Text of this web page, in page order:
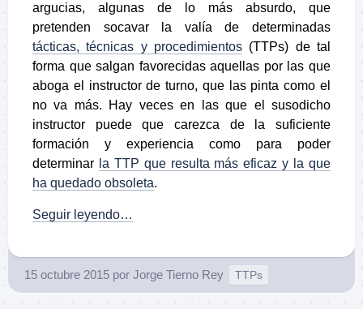
argucias, algunas de lo más absurdo, que
pretenden socavar la valía de determinadas
tácticas, técnicas y procedimientos (TTPs) de tal
forma que salgan favorecidas aquellas por las que
aboga el instructor de turno, que las pinta como el
no va más. Hay veces en las que el susodicho
instructor puede que carezca de la suficiente
formación y experiencia como para poder
determinar la TTP que resulta más eficaz y la que
ha quedado obsoleta.
Seguir leyendo…
15 octubre 2015 por Jorge Tierno Rey TTPs